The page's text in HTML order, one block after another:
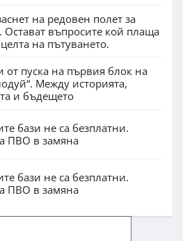
на редовен полет за
Остават въпросите кой плаща
на пътуването.
от пуска на първия блок на
Между историята,
и бъдещето
бази не са безплатни.
ПВО в замяна
бази не са безплатни.
ПВО в замяна